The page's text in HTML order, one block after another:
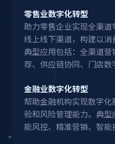
零售业数字化转型
助力零售企业实现全渠
线上线下渠道，构建以消
典型应用包括：全渠道
荐、供应链协同、门店数
金融业数字化转型
帮助金融机构实现数字
验和风险管理能力。典
能风控、精准营销、智能